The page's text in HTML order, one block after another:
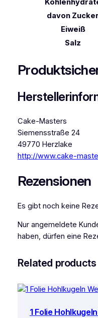
davon Zucker
Eiweiß
Salz
Cake-Masters
Siemensstraße 24
49770 Herzlake
http://www.cake-
Rezensionen
Es gibt noch keine
Nur angemeldete
haben, dürfen eine
Related products
1 Folie